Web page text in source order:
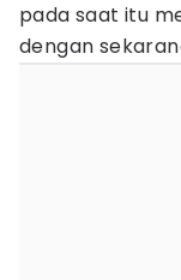
pada saat itu
dengan